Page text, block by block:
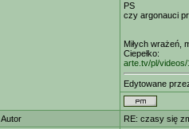
PS
czy argonauci
Miłych wrażeń,
Ciepełko:
arte.tv/pl/
Edytowane
Autor
RE: czasy się